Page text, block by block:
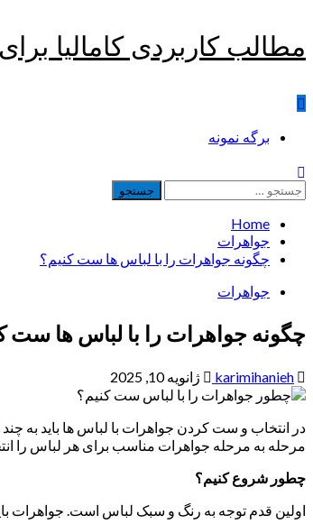
to
مطالب کاربردی کامالیا
Primaryبرگه نمونه
جستجو
برای:
Home
جواهرات
چگونه جواهرات را با لباس ها ست کنیم؟
جواهرات
چگونه جواهرات را با لباس ها ست
karimihanieh ژانویه 10, 2025
در انتخاب و ست کردن جواهرات با لباس ها باید به
مرحله به مرحله جواهرات مناسب برای هر لباس را
چطور شروع کنیم؟
اولین قدم توجه به رنگ و سبک لباس است. جواهرات